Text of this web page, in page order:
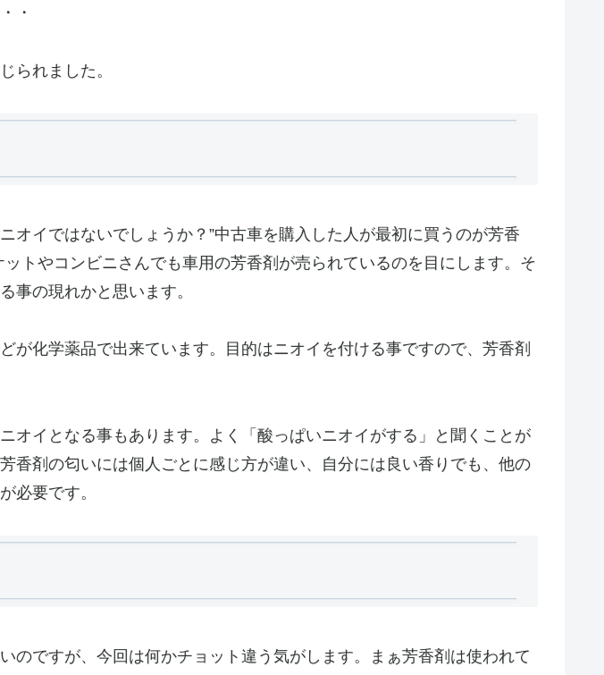
・
られました。
イではないでしょうか？”中古車を購入した人が最初に買うのが芳香
トやコンビニさんでも車用の芳香剤が売られているのを目にします。そ
事の現れかと思います。
化学薬品で出来ています。目的はニオイを付ける事ですので、芳香剤
オイとなる事もあります。よく「酸っぱいニオイがする」と聞くことが
香剤の匂いには個人ごとに感じ方が違い、自分には良い香りでも、他の
必要です。
のですが、今回は何かチョット違う気がします。まぁ芳香剤は使われて